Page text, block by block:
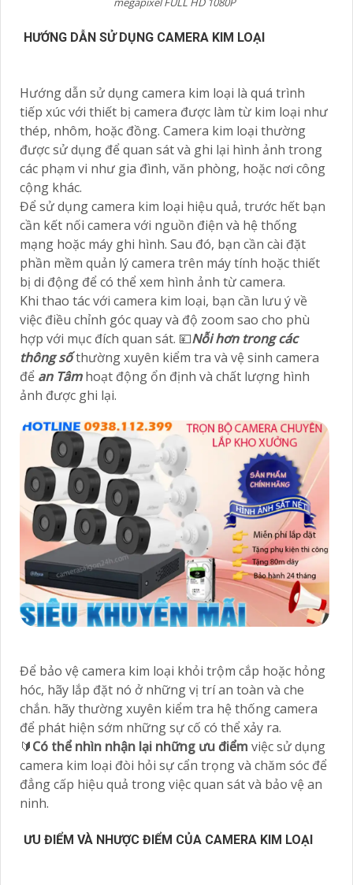
HƯỚNG DẪN SỬ DỤNG CAMERA KIM LOẠI
Hướng dẫn sử dụng camera kim loại là quá trình
tiếp xúc với thiết bị camera được làm từ kim loại như
thép, nhôm, hoặc đồng. Camera kim loại thường
được sử dụng để quan sát và ghi lại hình ảnh trong
các phạm vi như gia đình, văn phòng, hoặc nơi công
cộng khác.
Để sử dụng camera kim loại hiệu quả, trước hết bạn
cần kết nối camera với nguồn điện và hệ thống
mạng hoặc máy ghi hình. Sau đó, bạn cần cài đặt
phần mềm quản lý camera trên máy tính hoặc thiết
bị di động để có thể xem hình ảnh từ camera.
Khi thao tác với camera kim loại, bạn cần lưu ý về
việc điều chỉnh góc quay và độ zoom sao cho phù
hợp với mục đích quan sát. 💴Nỗi hơn trong các
thông sốthường xuyên kiểm tra và vệ sinh camera
để an Tâmhoạt động ổn định và chất lượng hình
ảnh được ghi lại.
Để bảo vệ camera kim loại khỏi trộm cắp hoặc hỏng
hóc, hãy lắp đặt nó ở những vị trí an toàn và che
chắn. hãy thường xuyên kiểm tra hệ thống camera
để phát hiện sớm những sự cố có thể xảy ra.
🔰Có thể nhìn nhận lại những ưu điểm việc sử dụng
camera kim loại đòi hỏi sự cẩn trọng và chăm sóc để
đẳng cấp hiệu quả trong việc quan sát và bảo vệ an
ninh.
ƯU ĐIỂM VÀ NHƯỢC ĐIỂM CỦA CAMERA KIM LOẠI